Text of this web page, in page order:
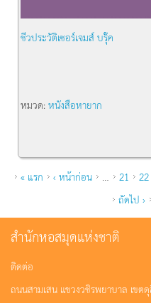
ชีวประวัติเซอร์เจมส์ บรุ๊ค
หมวด:หนังสือหายาก
หน้า
« แรก ‹ หน้าก่อน … 21 22
ถัดไป ›
สำนักหอสมุดแห่งชาติ
ติดต่อ
ถนนสามเสน แขวงวชิรพยาบาล เขต